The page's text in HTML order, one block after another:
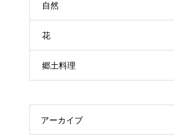
自然
花
郷土料理
アーカイブ